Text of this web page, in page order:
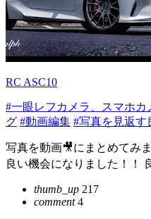
RC ASC10
#一眼レフカメラ、スマホカ
グ #動画編集 #写真を見返す
写真を動画🎥にまとめてみ
良い機会になりました！！
thumb_up 217
comment4